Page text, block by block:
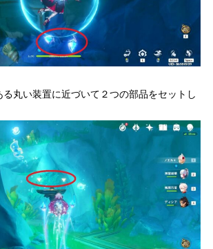
丸い装置に近づいて２つの部品をセットし